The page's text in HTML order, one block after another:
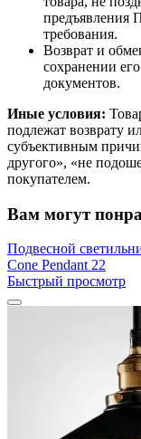
предъявления
требования.
Возврат и
сохранении
документов.
Иные условия:
подлежат возврату
субъективным
другого», «не
покупателем.
Вам могут
Подвесной
Cone Pendant 22
Быстрый просмотр